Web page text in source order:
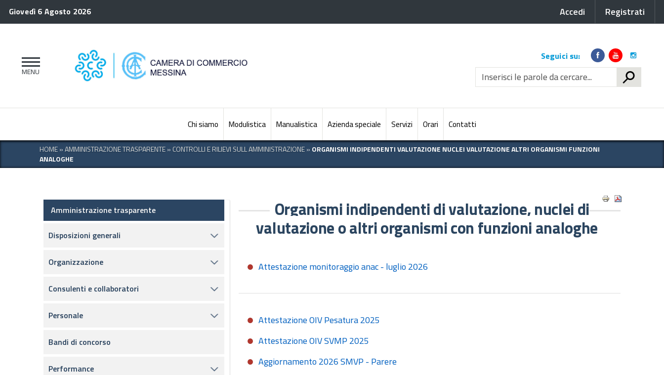
Giovedì 6 Agosto 2026 Registrati
Accedi
Link
social
Seguici su:
Chi siamo Modulistica Manualistica Azienda speciale Servizi Orari Contatti
HOME»AMMINISTRAZIONE TRASPARENTE» CONTROLLI E RILIEVI SULL AMMINISTRAZIONE» ORGANISMI INDIPENDENTI VALUTAZIONE NUCLEI VALUTAZIONE ALTRI ORGANISMI FUNZIONI
ANALOGHE
Amministrazione trasparente
Disposizioni generali
Organizzazione
Consulenti e collaboratori
Personale
Bandi di concorso
Performance
Organismi indipendenti di valutazione, nuclei di
valutazione o altri organismi con funzioni analoghe
Attestazione monitoraggio anac - luglio 2026
Attestazione OIV Pesatura 2025
Attestazione OIV SVMP 2025
Aggiornamento 2026 SMVP - Parere